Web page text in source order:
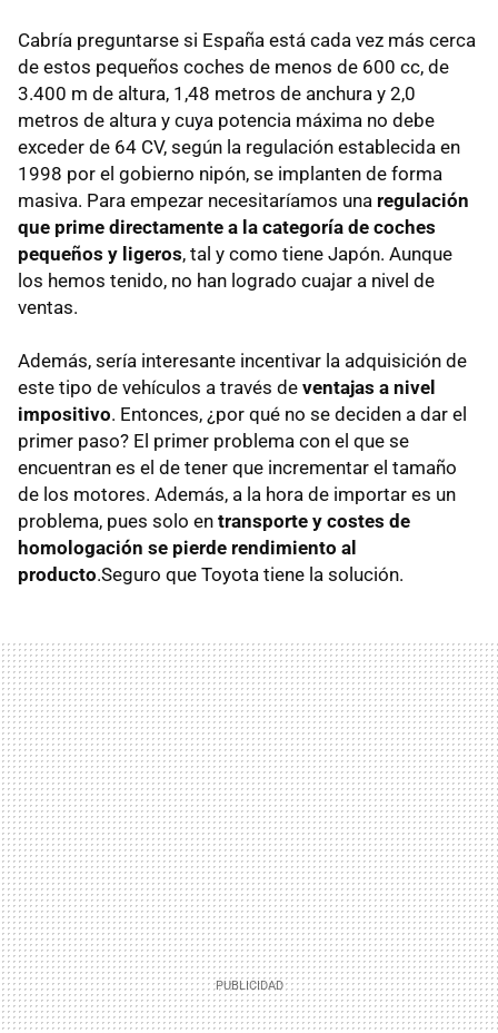
Cabría preguntarse si España está cada vez más cerca
de estos pequeños coches de menos de 600 cc, de
3.400 m de altura, 1,48 metros de anchura y 2,0
metros de altura y cuya potencia máxima no debe
exceder de 64 CV, según la regulación establecida en
1998 por el gobierno nipón, se implanten de forma
masiva. Para empezar necesitaríamos una regulación
que prime directamente a la categoría de coches
pequeños y ligeros, tal y como tiene Japón. Aunque
los hemos tenido, no han logrado cuajar a nivel de
ventas.
Además, sería interesante incentivar la adquisición de
este tipo de vehículos a través de ventajas a nivel
impositivo. Entonces, ¿por qué no se deciden a dar el
primer paso? El primer problema con el que se
encuentran es el de tener que incrementar el tamaño
de los motores. Además, a la hora de importar es un
problema, pues solo en transporte y costes de
homologación se pierde rendimiento al
producto.Seguro que Toyota tiene la solución.